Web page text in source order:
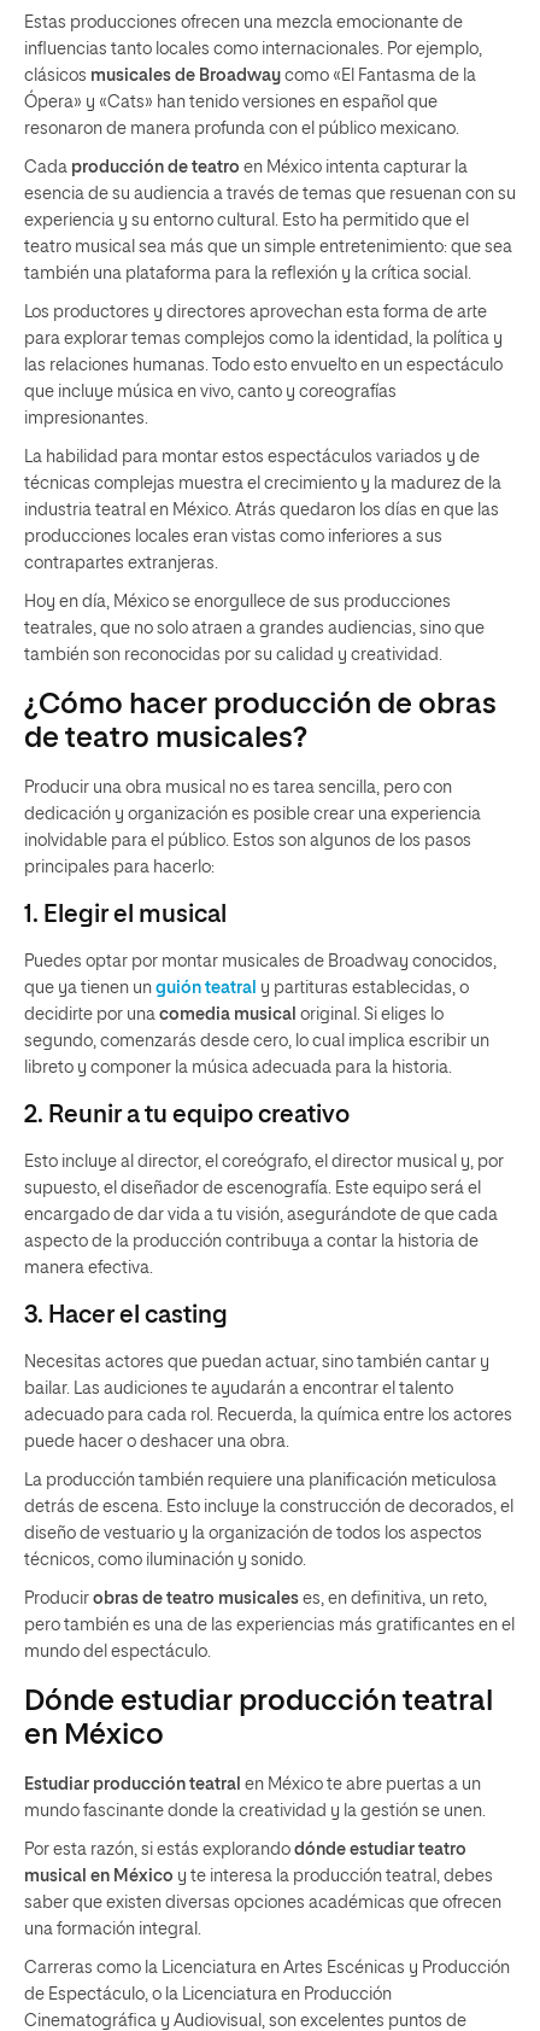
Estas producciones ofrecen una mezcla emocionante de
influencias tanto locales como internacionales. Por ejemplo,
clásicos musicales de Broadway como «El Fantasma de la
Ópera» y «Cats» han tenido versiones en español que
resonaron de manera profunda con el público mexicano.
Cada producción de teatro en México intenta capturar la
esencia de su audiencia a través de temas que resuenan con su
experiencia y su entorno cultural. Esto ha permitido que el
teatro musical sea más que un simple entretenimiento: que sea
también una plataforma para la reflexión y la crítica social.
Los productores y directores aprovechan esta forma de arte
para explorar temas complejos como la identidad, la política y
las relaciones humanas. Todo esto envuelto en un espectáculo
que incluye música en vivo, canto y coreografías
impresionantes.
La habilidad para montar estos espectáculos variados y de
técnicas complejas muestra el crecimiento y la madurez de la
industria teatral en México. Atrás quedaron los días en que las
producciones locales eran vistas como inferiores a sus
contrapartes extranjeras.
Hoy en día, México se enorgullece de sus producciones
teatrales, que no solo atraen a grandes audiencias, sino que
también son reconocidas por su calidad y creatividad.
¿Cómo hacer producción de obras
de teatro musicales?
Producir una obra musical no es tarea sencilla, pero con
dedicación y organización es posible crear una experiencia
inolvidable para el público. Estos son algunos de los pasos
principales para hacerlo:
1. Elegir el musical
Puedes optar por montar musicales de Broadway conocidos,
que ya tienen un guión teatral y partituras establecidas, o
decidirte por una comedia musical original. Si eliges lo
segundo, comenzarás desde cero, lo cual implica escribir un
libreto y componer la música adecuada para la historia.
2. Reunir a tu equipo creativo
Esto incluye al director, el coreógrafo, el director musical y, por
supuesto, el diseñador de escenografía. Este equipo será el
encargado de dar vida a tu visión, asegurándote de que cada
aspecto de la producción contribuya a contar la historia de
manera efectiva.
3. Hacer el casting
Necesitas actores que puedan actuar, sino también cantar y
bailar. Las audiciones te ayudarán a encontrar el talento
adecuado para cada rol. Recuerda, la química entre los actores
puede hacer o deshacer una obra.
La producción también requiere una planificación meticulosa
detrás de escena. Esto incluye la construcción de decorados, el
diseño de vestuario y la organización de todos los aspectos
técnicos, como iluminación y sonido.
Producir obras de teatro musicales es, en definitiva, un reto,
pero también es una de las experiencias más gratificantes en el
mundo del espectáculo.
Dónde estudiar producción teatral
en México
Estudiar producción teatral en México te abre puertas a un
mundo fascinante donde la creatividad y la gestión se unen.
Por esta razón, si estás explorando dónde estudiar teatro
musical en México y te interesa la producción teatral, debes
saber que existen diversas opciones académicas que ofrecen
una formación integral.
Carreras como la Licenciatura en Artes Escénicas y Producción
de Espectáculo, o la Licenciatura en Producción
Cinematográfica y Audiovisual, son excelentes puntos de